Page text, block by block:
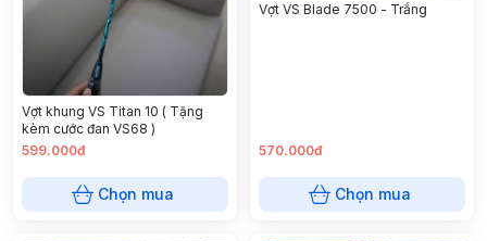
Vợt khung VS Titan 10 ( Tặng
kèm cước đan VS68 )
599.000đ
Chọn mua
Vợt VS Blade 7500 - Trắng
570.000đ
Chọn mua